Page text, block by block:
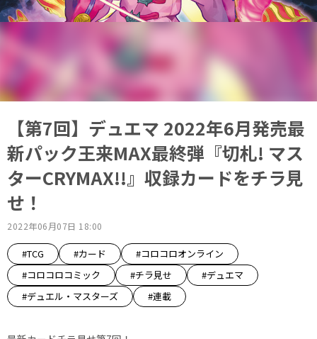
【第7回】デュエマ 2022年6月発売最
新パック王来MAX最終弾『切札! マス
ターCRYMAX!!』収録カードをチラ見
せ！
2022年06月07日 18:00
#TCG #カード
#コロコロオンライン
#コロコロコミック
#チラ見せ
#デュエマ
#デュエル・マスターズ
#連載